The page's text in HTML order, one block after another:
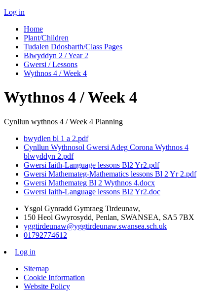
Log in
Home
Plant/Children
Tudalen Ddosbarth/Class Pages
Blwyddyn 2 / Year 2
Gwersi / Lessons
Wythnos 4 / Week 4
Wythnos 4 / Week 4
Cynllun wythnos 4 / Week 4 Planning
bwydlen bl 1 a 2.pdf
Cynllun Wythnosol Gwersi Adeg Corona Wythnos 4
blwyddyn 2.pdf
Gwersi Iaith-Language lessons Bl2 Yr2.pdf
Gwersi Mathemateg-Mathematics lessons Bl 2 Yr 2.pdf
Gwersi Mathemateg Bl 2 Wythnos 4.docx
Gwersi Iaith-Language lessons Bl2 Yr2.doc
Ysgol Gynradd Gymraeg Tirdeunaw,
150 Heol Gwyrosydd, Penlan, SWANSEA, SA5 7BX
yggtirdeunaw@yggtirdeunaw.swansea.sch.uk
01792774612
Log in
Sitemap
Cookie Information
Website Policy